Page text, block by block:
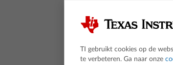
TI gebruikt cookies op de
te verbeteren. Ga naar onze